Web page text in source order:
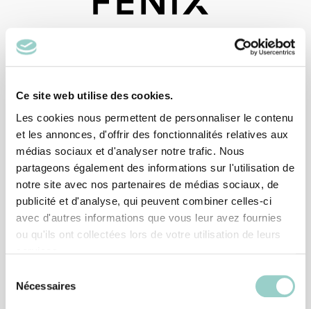
Ce site web utilise des cookies.
Les cookies nous permettent de personnaliser le contenu
et les annonces, d'offrir des fonctionnalités relatives aux
médias sociaux et d'analyser notre trafic. Nous
partageons également des informations sur l'utilisation de
notre site avec nos partenaires de médias sociaux, de
publicité et d'analyse, qui peuvent combiner celles-ci
avec d'autres informations que vous leur avez fournies
ou qu'ils ont collectées lors de votre utilisation de leurs
Nécessaires